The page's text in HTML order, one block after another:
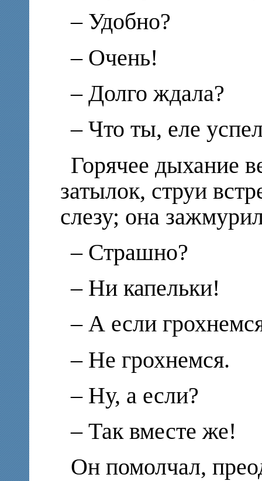
– Удобно?
– Очень!
– Долго ждала?
– Что ты, еле
Горячее дыхание
затылок, струи
слезу; она
– Страшно?
– Ни капельки!
– А если
– Не грохнемся.
– Ну, а если?
– Так вместе же!
Он помолчал,